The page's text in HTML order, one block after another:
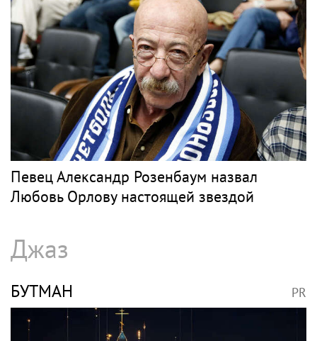
Певец Александр Розенбаум назвал
Любовь Орлову настоящей звездой
Джаз
БУТМАН PR